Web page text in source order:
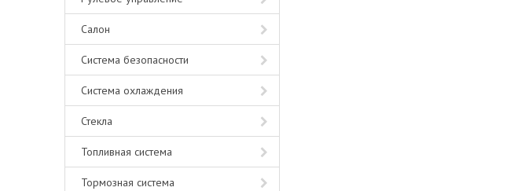
Салон
Система безопасности
Система охлаждения
Стекла
Топливная система
Тормозная система